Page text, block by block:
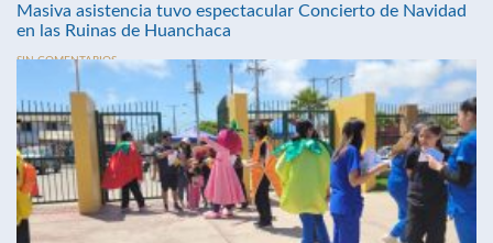
Masiva asistencia tuvo espectacular Concierto de Navidad
en las Ruinas de Huanchaca
SIN COMENTARIOS